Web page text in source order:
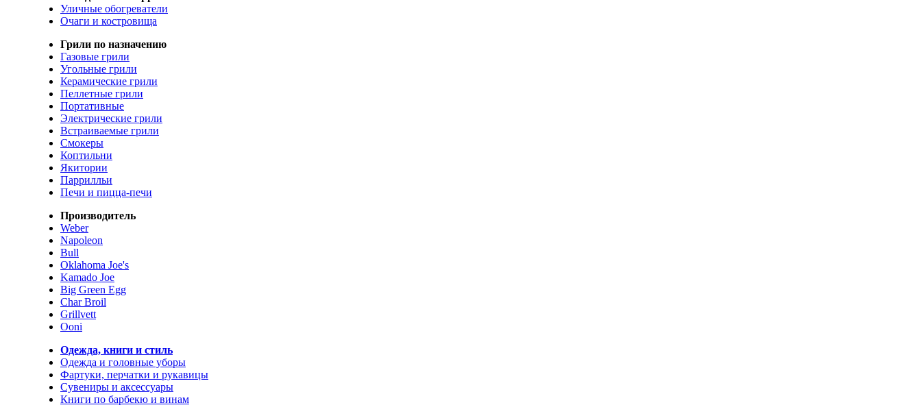
Уличные обогреватели
Очаги и костровища
Грили по назначению
Газовые грили
Угольные грили
Керамические грили
Пеллетные грили
Портативные
Электрические грили
Встраиваемые грили
Смокеры
Коптильни
Якитории
Паррилльи
Печи и пицца-печи
Производитель
Weber
Napoleon
Bull
Oklahoma Joe's
Kamado Joe
Big Green Egg
Char Broil
Grillvett
Ooni
Одежда, книги и стиль
Одежда и головные уборы
Фартуки, перчатки и рукавицы
Сувениры и аксессуары
Книги по барбекю и винам